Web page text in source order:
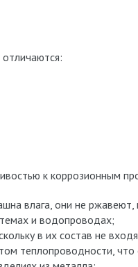
к коррозионным
влага, они не
и водопроводах;
в их состав не
теплопроводности, что